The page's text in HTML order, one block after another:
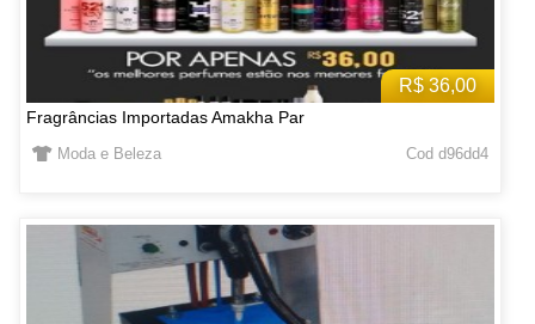
R$ 36,00
Fragrâncias Importadas Amakha Par
Moda e Beleza Cod d96dd4